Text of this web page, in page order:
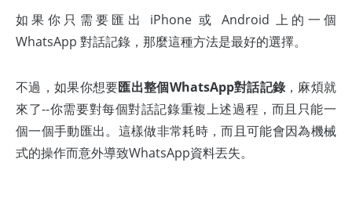
如果你只需要匯出 iPhone 或 Android 上的一個
WhatsApp 對話記錄，那麼這種方法是最好的選擇。
不過，如果你想要匯出整個WhatsApp對話記錄，麻煩就
來了--你需要對每個對話記錄重複上述過程，而且只能一
個一個手動匯出。這樣做非常耗時，而且可能會因為機械
式的操作而意外導致WhatsApp資料丟失。